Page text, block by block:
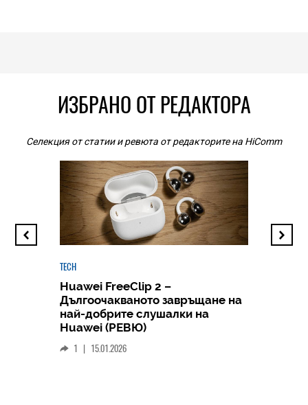
ИЗБРАНО ОТ РЕДАКТОРА
Селекция от статии и ревюта от редакторите на HiComm
TECH
Huawei FreeClip 2 –
Дългоочакваното завръщане на
най-добрите слушалки на
Huawei (РЕВЮ)
1 | 15.01.2026